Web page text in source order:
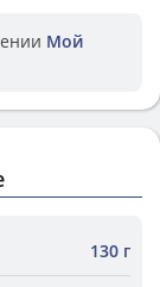
Мой
130 г